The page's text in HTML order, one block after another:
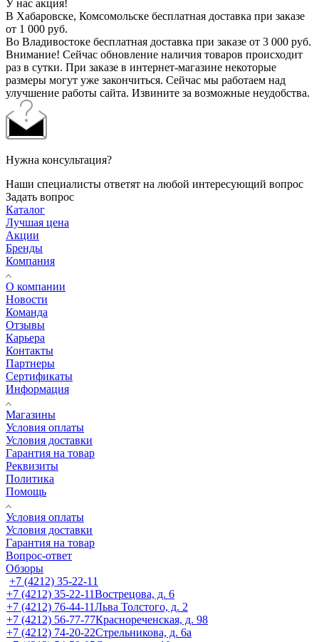
У нас акция!
В Хабаровске, Комсомольске бесплатная доставка при заказе
от 1 000 руб.
Во Владивостоке бесплатная доставка при заказе от 3 000 руб.
Внимание! Сейчас обновление наличия товаров происходит
раз в сутки. При заказе в интернет-магазине некоторые
размеры могут уже закончиться. Сейчас мы работаем над
улучшение работы сайта. Извините за возможные неудобства.
Нужна консультация?
Наши специалисты ответят на любой интересующий вопрос
Задать вопрос
Каталог
Лучшая цена
Акции
Бренды
Компания
О компании
Новости
Команда
Отзывы
Карьера
Контакты
Партнеры
Сертификаты
Информация
Магазины
Условия оплаты
Условия доставки
Гарантия на товар
Реквизиты
Политика
Помощь
Условия оплаты
Условия доставки
Гарантия на товар
Вопрос-ответ
Обзоры
+7 (4212) 35-22-11
+7 (4212) 35-22-11Вострецова, д. 6
+7 (4212) 76-44-11Льва Толстого, д. 2
+7 (4212) 56-77-77Краснореченская, д. 98
+7 (4212) 74-20-22Стрельникова, д. 6а